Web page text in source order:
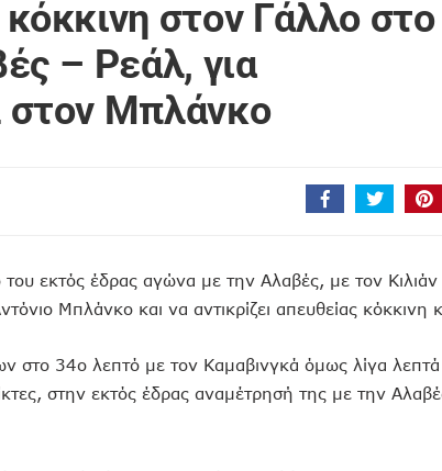
στον Γάλλο στο
– Ρεάλ, για
στον Μπλάνκο
εκτός έδρας αγώνα με την Αλαβές, με τον Κιλιάν
Μπλάνκο και να αντικρίζει απευθείας κόκκινη
στο 34ο λεπτό με τον Καμαβινγκά όμως λίγα λεπτά
στην εκτός έδρας αναμέτρησή της με την